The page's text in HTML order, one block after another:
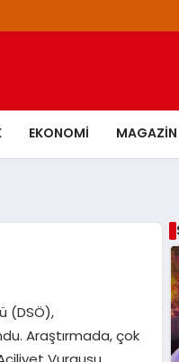
EKONOMI MAGAZIN
(DSÖ),
Araştırmada, çok